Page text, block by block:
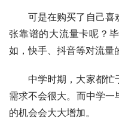
可是在购买了自己喜
张靠谱的大流量卡呢？
如，快手、抖音等对流量
中学时期，大家都忙
需求不会很大。而中学
的机会会大大增加。